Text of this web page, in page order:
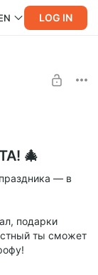
LOG IN
🎄
— в
подарки
ты сможет